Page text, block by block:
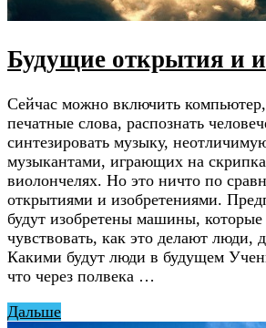
Будущие открытия и
Сейчас можно включить
печатные слова, распознать
синтезировать музыку,
музыкантами, играющих на
виолончелях. Но это ничто по
открытиями и изобретениями.
будут изобретены машины, которые
чувствовать, как это делают люди,
Какими будут люди в будущем
что через полвека …
Дальше